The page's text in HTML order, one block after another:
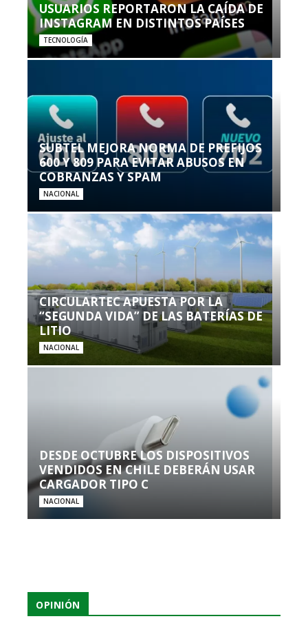
USUARIOS REPORTARON LA CAÍDA DE
INSTAGRAM EN DISTINTOS PAÍSES
TECNOLOGÍA
SUBTEL MEJORA NORMA DE PREFIJOS
600 Y 809 PARA EVITAR ABUSOS EN
COBRANZAS Y SPAM
NACIONAL
CIRCULARTEC APUESTA POR LA
“SEGUNDA VIDA” DE LAS BATERÍAS DE
LITIO
NACIONAL
DESDE OCTUBRE LOS DISPOSITIVOS
VENDIDOS EN CHILE DEBERÁN USAR
CARGADOR TIPO C
NACIONAL
OPINIÓN